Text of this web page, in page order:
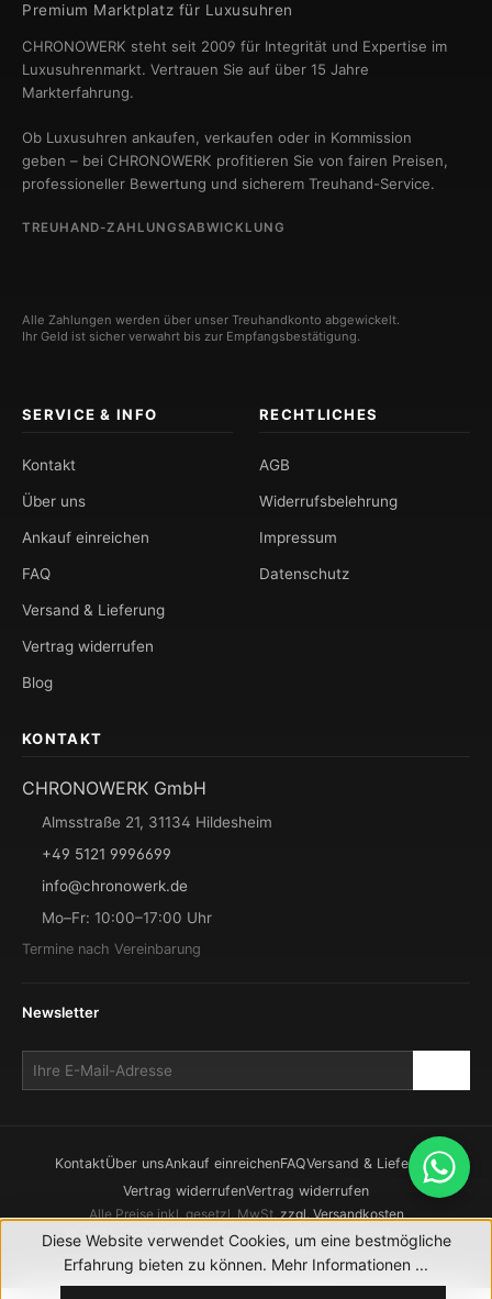
Premium Marktplatz für Luxusuhren
CHRONOWERK steht seit 2009 für Integrität und Expertise im
Luxusuhrenmarkt. Vertrauen Sie auf über 15 Jahre
Markterfahrung.
Ob Luxusuhren ankaufen, verkaufen oder in Kommission
geben – bei CHRONOWERK profitieren Sie von fairen Preisen,
professioneller Bewertung und sicherem Treuhand-Service.
TREUHAND-ZAHLUNGSABWICKLUNG
Alle Zahlungen werden über unser Treuhandkonto abgewickelt.
Ihr Geld ist sicher verwahrt bis zur Empfangsbestätigung.
SERVICE & INFO
Kontakt
Über uns
Ankauf einreichen
FAQ
Versand & Lieferung
Vertrag widerrufen
Blog
RECHTLICHES
AGB
Widerrufsbelehrung
Impressum
Datenschutz
KONTAKT
CHRONOWERK GmbH
Almsstraße 21, 31134 Hildesheim
+49 5121 9996699
info@chronowerk.de
Mo–Fr: 10:00–17:00 Uhr
Termine nach Vereinbarung
Newsletter
KontaktÜber unsAnkauf einreichenFAQVersand & Lieferung
Vertrag widerrufenVertrag widerrufen
Alle Preise inkl. gesetzl. MwSt.zzgl. Versandkosten
© 2026 CHRONOWERK GmbH. Alle Rechte vorbehalten.
Realisierung durch XICTRON
Diese Website verwendet Cookies, um eine bestmögliche
Erfahrung bieten zu können. Mehr Informationen ...